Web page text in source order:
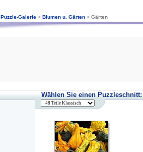
Puzzle-Galerie >Blumen u. Gärten >Gärten
Wählen Sie einen Puzzleschnitt: